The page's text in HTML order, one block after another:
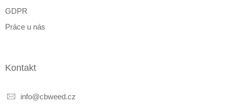
GDPR
Práce u nás
Kontakt
info@cbweed.cz